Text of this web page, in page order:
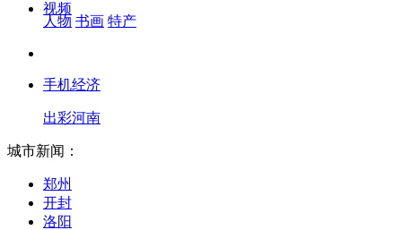
人物 书画 特产
手机经济
出彩河南
视频
城市新闻：
郑州
开封
洛阳